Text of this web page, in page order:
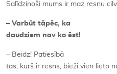
Salīdzinoši mums ir maz resnu
– Varbūt tāpēc, ka
daudziem nav ko ēst!
– Beidz! Patiesībā
tas, kurš ir resns, bieži vien lieto